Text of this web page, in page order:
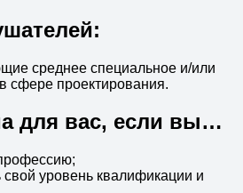
среднее специальное и/или
сфере проектирования.
для вас, если вы…
свой уровень квалификации и